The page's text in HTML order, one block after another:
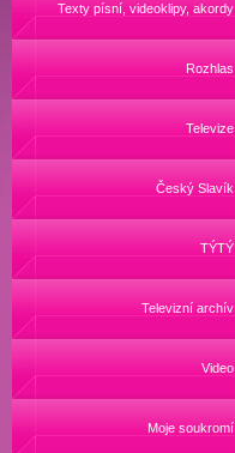
Texty písní, videoklipy, akordy
Rozhlas
Televize
Český Slavík
TÝTÝ
Televizní archív
Video
Moje soukromí